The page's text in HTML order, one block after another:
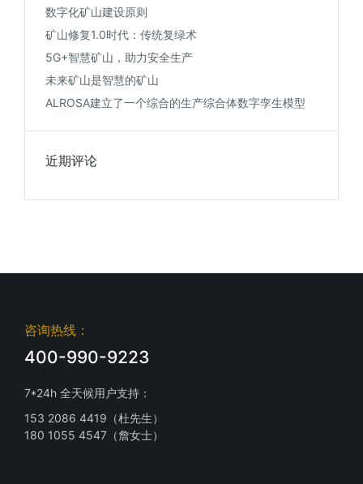
数字化矿山建设原则
矿山修复1.0时代：传统复绿术
5G+智慧矿山，助力安全生产
未来矿山是智慧的矿山
ALROSA建立了一个综合的生产综合体数字孪生模型
近期评论
咨询热线：
400-990-9223
7*24h 全天候用户支持：
153 2086 4419（杜先生）
180 1055 4547（詹女士）